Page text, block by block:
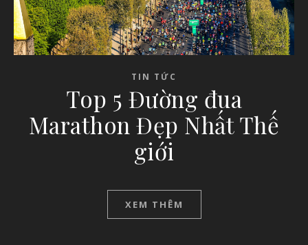
TIN TỨC
Top 5 Đường đua
Marathon Đẹp Nhất Thế
giới
XEM THÊM